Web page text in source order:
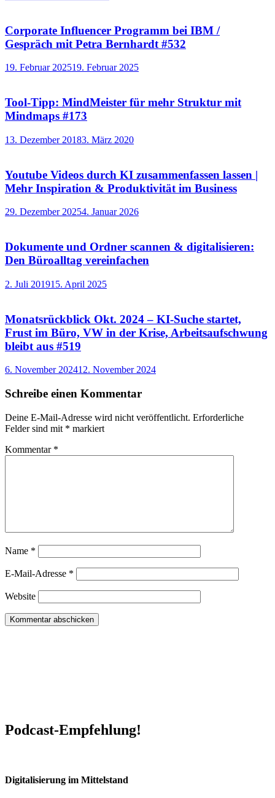
Corporate Influencer Programm bei IBM /
Gespräch mit Petra Bernhardt #532
19. Februar 202519. Februar 2025
Tool-Tipp: MindMeister für mehr Struktur mit
Mindmaps #173
13. Dezember 20183. März 2020
Youtube Videos durch KI zusammenfassen lassen |
Mehr Inspiration & Produktivität im Business
29. Dezember 20254. Januar 2026
Dokumente und Ordner scannen & digitalisieren:
Den Büroalltag vereinfachen
2. Juli 201915. April 2025
Monatsrückblick Okt. 2024 – KI-Suche startet,
Frust im Büro, VW in der Krise, Arbeitsaufschwung
bleibt aus #519
6. November 202412. November 2024
Schreibe einen Kommentar
Deine E-Mail-Adresse wird nicht veröffentlicht. Erforderliche
Felder sind mit * markiert
Kommentar *
Name *
E-Mail-Adresse *
Website
Podcast-Empfehlung!
Digitalisierung im Mittelstand